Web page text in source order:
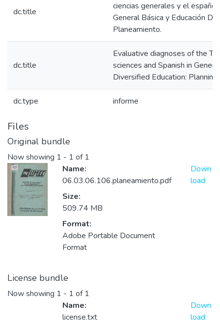
dc.title
ciencias generales y el
General Básica y Educación
Planeamiento.
dc.title
Evaluative diagnoses of the
sciences and Spanish in
Diversified Education: Planning.
dc.type informe
Files
Original bundle
Now showing 1 - 1 of 1
Name:
06.03.06.106.planeamiento.pdf
Size:
509.74 MB
Format:
Adobe Portable Document
Format
Down
load
License bundle
Now showing 1 - 1 of 1
Name:
license.txt
Down
load